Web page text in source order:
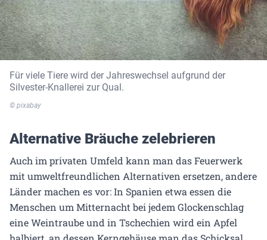
Für viele Tiere wird der Jahreswechsel aufgrund der
Silvester-Knallerei zur Qual.
© pixabay
Alternative Bräuche zelebrieren
Auch im privaten Umfeld kann man das Feuerwerk
mit umweltfreundlichen Alternativen ersetzen, andere
Länder machen es vor: In Spanien etwa essen die
Menschen um Mitternacht bei jedem Glockenschlag
eine Weintraube und in Tschechien wird ein Apfel